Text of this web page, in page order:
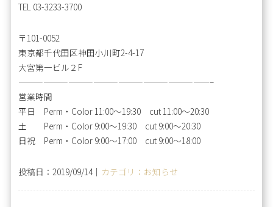
TEL 03-3233-3700
〒101-0052
東京都千代田区神田小川町2-4-17
大宮第一ビル２F
———————————————————————–
営業時間
平日 Perm・Color 11:00～19:30 cut 11:00～20:30
土 Perm・Color 9:00～19:30 cut 9:00～20:30
日祝 Perm・Color 9:00～17:00 cut 9:00～18:00
投稿日：2019/09/14｜ カテゴリ：お知らせ